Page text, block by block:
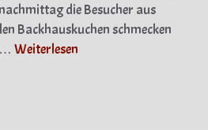
die Besucher aus
Backhauskuchen schmecken
… Weiterlesen